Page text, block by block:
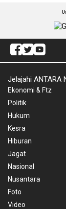
Jelajahi ANTARA
Ekonomi & Ftz
Politik
Hukum
Kesra
Hiburan
Jagat
Nasional
Nusantara
Foto
Video